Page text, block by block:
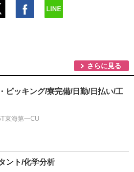
さらに見る
ピッキング/寮完備/日勤/日払い/工
東海第一CU
ント/化学分析